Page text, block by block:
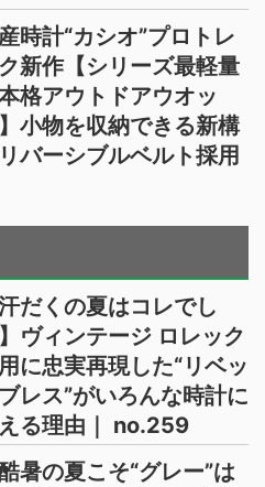
時計“カシオ”プロトレ
新作【シリーズ最軽量
格アウトドアウオッ
小物を収納できる新構
バーシブルベルト採用
汗だくの夏はコレでし
ヴィンテージ ロレック
に忠実再現した“リベッ
レス”がいろんな時計に
る理由｜ no.259
酷暑の夏こそ“グレー”は